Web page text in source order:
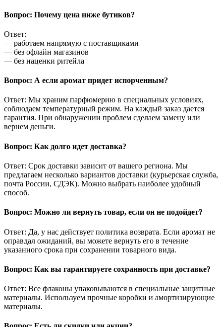
Вопрос: Почему цена ниже бутиков?
Ответ:
— работаем напрямую с поставщиками
— без офлайн магазинов
— без наценки ритейла
Вопрос: А если аромат придет испорченным?
Ответ: Мы храним парфюмерию в специальных условиях,
соблюдаем температурный режим. На каждый заказ дается
гарантия. При обнаружении проблем сделаем замену или
вернем деньги.
Вопрос: Как долго идет доставка?
Ответ: Срок доставки зависит от вашего региона. Мы
предлагаем несколько вариантов доставки (курьерская служба,
почта России, СДЭК). Можно выбрать наиболее удобный
способ.
Вопрос: Можно ли вернуть товар, если он не подойдет?
Ответ: Да, у нас действует политика возврата. Если аромат не
оправдал ожиданий, вы можете вернуть его в течение
указанного срока при сохранении товарного вида.
Вопрос: Как вы гарантируете сохранность при доставке?
Ответ: Все флаконы упаковываются в специальные защитные
материалы. Используем прочные коробки и амортизирующие
материалы.